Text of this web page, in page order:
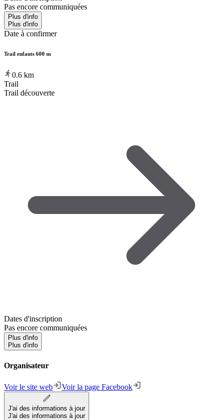
Pas encore communiquées
Plus d'info
Plus d'info
Date à confirmer
Trail enfants 600 m
0.6 km
Trail
Trail découverte
Dates d'inscription
Pas encore communiquées
Plus d'info
Plus d'info
Organisateur
Voir le site web Voir la page Facebook
J'ai des informations à jour
J'ai des informations à jour